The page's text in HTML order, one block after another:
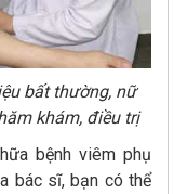
bất thường, nữ
khám, điều trị
bệnh viêm phụ
bác sĩ, bạn có thể